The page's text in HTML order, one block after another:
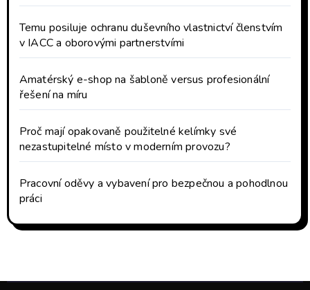
Temu posiluje ochranu duševního vlastnictví členstvím
v IACC a oborovými partnerstvími
Amatérský e-shop na šabloně versus profesionální
řešení na míru
Proč mají opakovaně použitelné kelímky své
nezastupitelné místo v moderním provozu?
Pracovní oděvy a vybavení pro bezpečnou a pohodlnou
práci